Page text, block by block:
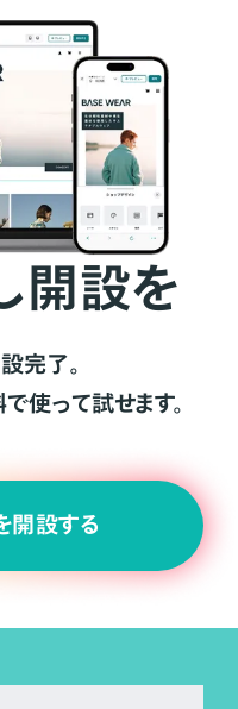
開設を
完了。
使って試せます。
開設する